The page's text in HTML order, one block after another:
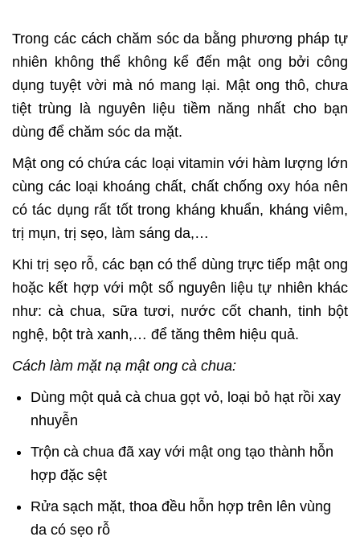
Trong các cách chăm sóc da bằng phương pháp tự
nhiên không thể không kể đến mật ong bởi công
dụng tuyệt vời mà nó mang lại. Mật ong thô, chưa
tiệt trùng là nguyên liệu tiềm năng nhất cho bạn
dùng để chăm sóc da mặt.
Mật ong có chứa các loại vitamin với hàm lượng lớn
cùng các loại khoáng chất, chất chống oxy hóa nên
có tác dụng rất tốt trong kháng khuẩn, kháng viêm,
trị mụn, trị sẹo, làm sáng da,…
Khi trị sẹo rỗ, các bạn có thể dùng trực tiếp mật ong
hoặc kết hợp với một số nguyên liệu tự nhiên khác
như: cà chua, sữa tươi, nước cốt chanh, tinh bột
nghệ, bột trà xanh,… để tăng thêm hiệu quả.
Cách làm mặt nạ mật ong cà chua:
Dùng một quả cà chua gọt vỏ, loại bỏ hạt rồi xay
nhuyễn
Trộn cà chua đã xay với mật ong tạo thành hỗn
hợp đặc sệt
Rửa sạch mặt, thoa đều hỗn hợp trên lên vùng
da có sẹo rỗ